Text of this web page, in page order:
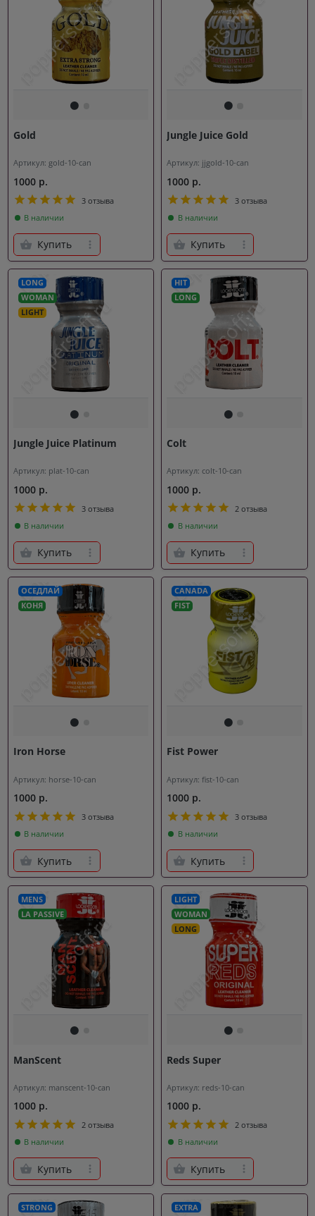
Gold
Артикул: gold-10-can
1000 р.
3 отзыва
В наличии
Купить
Jungle Juice Gold
Артикул: jjgold-10-can
1000 р.
3 отзыва
В наличии
Купить
LONG
WOMAN
LIGHT
Jungle Juice Platinum
Артикул: plat-10-can
1000 р.
3 отзыва
В наличии
Купить
HIT
LONG
Colt
Артикул: colt-10-can
1000 р.
2 отзыва
В наличии
Купить
ОСЕДЛАЙ
КОНЯ
Iron Horse
Артикул: horse-10-can
1000 р.
3 отзыва
В наличии
Купить
CANADA
FIST
Fist Power
Артикул: fist-10-can
1000 р.
3 отзыва
В наличии
Купить
MENS
LA PASSIVE
ManScent
Артикул: manscent-10-can
1000 р.
2 отзыва
В наличии
Купить
LIGHT
WOMAN
LONG
Reds Super
Артикул: reds-10-can
1000 р.
2 отзыва
В наличии
Купить
STRONG
EXTRA